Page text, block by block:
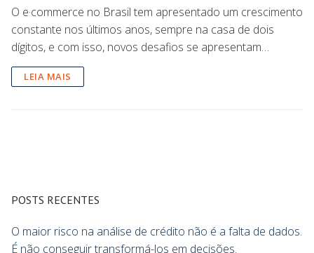
O e·commerce no Brasil tem apresentado um crescimento
constante nos últimos anos, sempre na casa de dois
dígitos, e com isso, novos desafios se apresentam…
LEIA MAIS
POSTS RECENTES
O maior risco na análise de crédito não é a falta de dados.
É não conseguir transformá-los em decisões.